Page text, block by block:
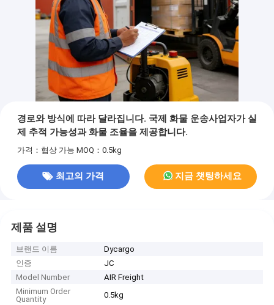
경로와 방식에 따라 달라집니다. 국제 화물 운송사업자가 실
제 추적 가능성과 화물 조율을 제공합니다.
가격：협상 가능 MOQ：0.5kg
최고의 가격 지금 챗팅하세요
제품 설명
브랜드 이름
Dycargo
인증
JC
Model Number
AIR Freight
Minimum Order
Quantity
0.5kg